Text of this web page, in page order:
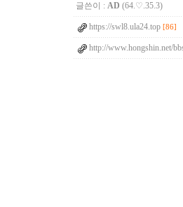
글쓴이 : AD (64.♡.35.3)
https://swl8.ula24.top [86]
http://www.hongshin.net/